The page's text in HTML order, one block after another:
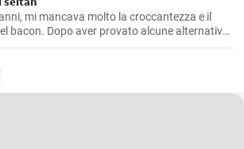
mi mancava molto la croccantezza e il
bacon. Dopo aver provato alcune alternative
mi soddisfacevano pienamente, ho deciso
vegano. Dopo innumerevoli esperimenti e
di condividere questa ricetta con tutti: il